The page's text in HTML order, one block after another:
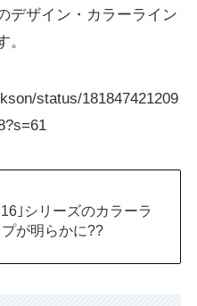
デザイン・カラーライン
status/181847421209
｣シリーズのカラーラ
が明らかに??